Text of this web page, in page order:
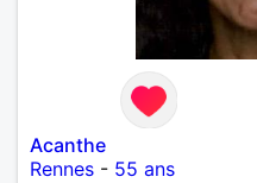
Acanthe
Rennes - 55 ans